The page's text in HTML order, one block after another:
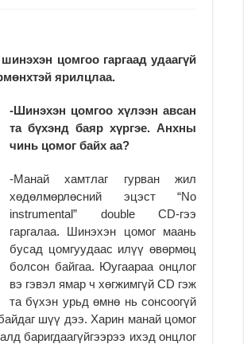
цомгоо гаргаад удаагүй
ярилцлаа.
-Шинэхэн цомгоо хүлээн авсан
та бүхэнд баяр хүргэе. Анхны
чинь цомог байх аа?
-Манай хамтлаг гурван жил
хөдөлмөрлөсний эцэст “No
instrumental” double CD-гээ
гаргалаа. Шинэхэн цомог маань
бусад цомгуудаас илүү өвөрмөц
болсон байгаа. Юугаараа онцлог
вэ гэвэл ямар ч хөгжимгүй CD гэж
та бүхэн урьд өмнө нь сонсоогүй
шүү дээ. Харин манай цомог
баригдаагүйгээрээ ихэд онцлог